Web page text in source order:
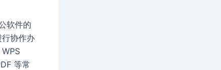
软件的
协作办
等常